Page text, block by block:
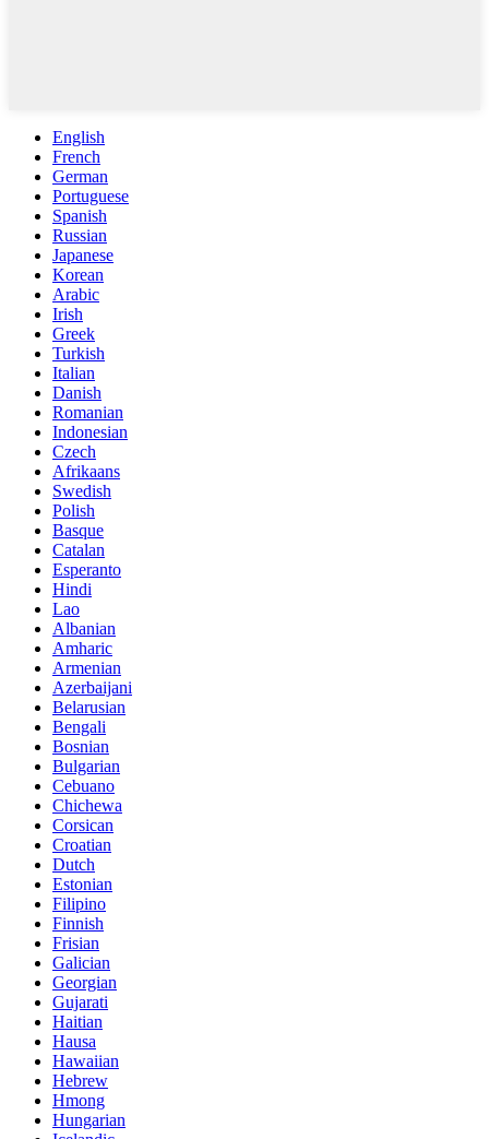
English
French
German
Portuguese
Spanish
Russian
Japanese
Korean
Arabic
Irish
Greek
Turkish
Italian
Danish
Romanian
Indonesian
Czech
Afrikaans
Swedish
Polish
Basque
Catalan
Esperanto
Hindi
Lao
Albanian
Amharic
Armenian
Azerbaijani
Belarusian
Bengali
Bosnian
Bulgarian
Cebuano
Chichewa
Corsican
Croatian
Dutch
Estonian
Filipino
Finnish
Frisian
Galician
Georgian
Gujarati
Haitian
Hausa
Hawaiian
Hebrew
Hmong
Hungarian